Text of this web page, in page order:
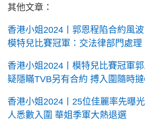
其他文章：
香港小姐2024丨郭恩程陷合約風
模特兒比賽冠軍：交法律部門處理
香港小姐2024丨模特兒比賽冠軍
疑隱瞞TVB另有合約 搏入圍隨時
香港小姐2024丨25位佳麗率先曝
人悉數入圍 華姐季軍大熱退選